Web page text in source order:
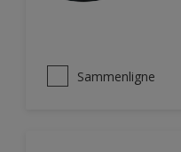
Sammenligne